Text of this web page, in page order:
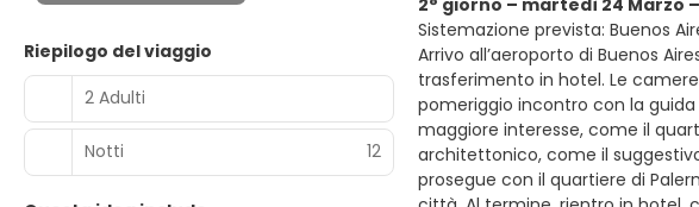
Riepilogo del viaggio
2 Adulti
Notti 12
Sistemazione prevista: Buenos
Arrivo all’aeroporto di Buenos
trasferimento in hotel. Le
pomeriggio incontro con la
maggiore interesse, come il
architettonico, come il
prosegue con il quartiere di